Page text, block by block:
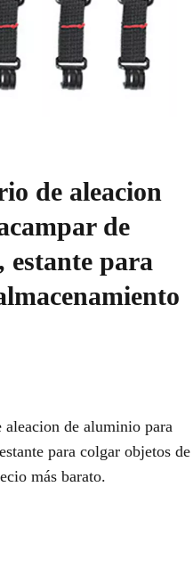
de aleacion
de
para
aleacion de aluminio para
para colgar objetos de
más barato.